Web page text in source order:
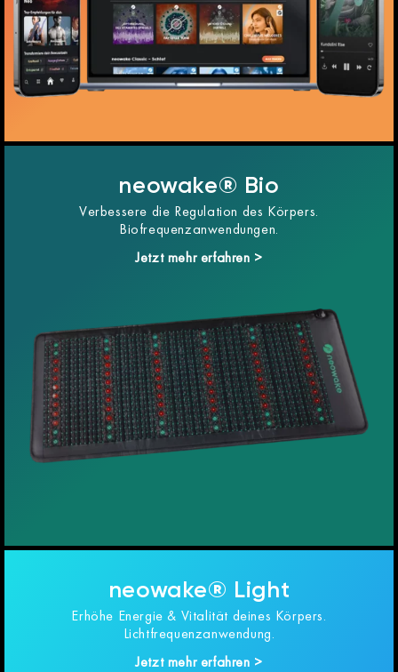
neowake® Bio
Verbessere die Regulation des Körpers.
Biofrequenzanwendungen.
Jetzt mehr erfahren >
neowake® Light
Erhöhe Energie & Vitalität deines Körpers.
Lichtfrequenzanwendung.
Jetzt mehr erfahren >